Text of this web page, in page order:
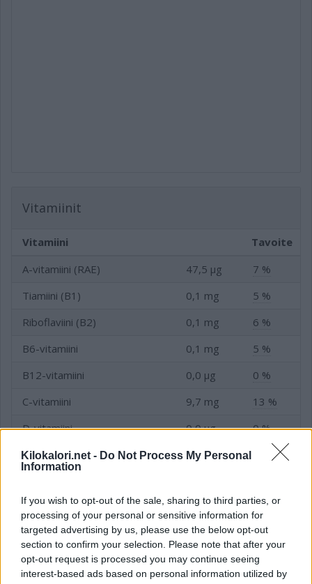
Kilokalori.net - Do Not Process My Personal
Information
If you wish to opt-out of the sale, sharing to third parties, or
processing of your personal or sensitive information for
targeted advertising by us, please use the below opt-out
section to confirm your selection. Please note that after your
opt-out request is processed you may continue seeing
interest-based ads based on personal information utilized by
Vitamiinit
Vitamiini
Tavoite
A-vitamiini (RAE)
47,5 µg
7 %
Tiamiini (B1)
0,1 mg
5 %
Riboflaviini (B2)
0,1 mg
6 %
B6-vitamiini
0,1 mg
5 %
B12-vitamiini
0,0 µg
0 %
C-vitamiini
9,7 mg
13 %
D-vitamiini
0,0 µg
0 %
E-vitamiini
0,4 mg
Niasiini (B3-vitamiini)
0,4 mg 3 %
Kivennäis- ja hivenaineet